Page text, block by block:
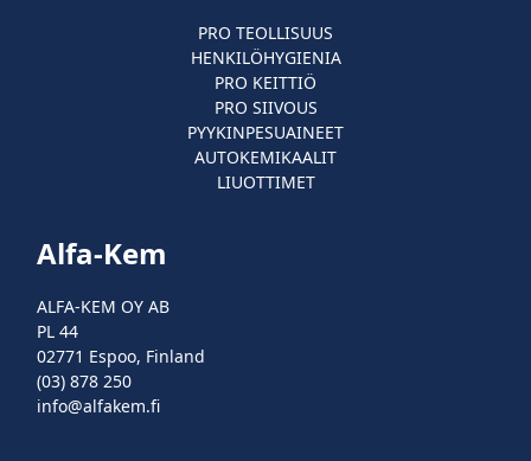
PRO TEOLLISUUS
HENKILÖHYGIENIA
PRO KEITTIÖ
PRO SIIVOUS
PYYKINPESUAINEET
AUTOKEMIKAALIT
LIUOTTIMET
Alfa-Kem
ALFA-KEM OY AB
PL 44
02771 Espoo, Finland
(03) 878 250
info@alfakem.fi